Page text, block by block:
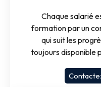
Chaque salarié
formation par un
qui suit les
toujours disponible